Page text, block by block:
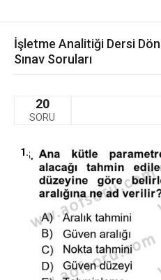
İşletme Analitiği Dersi
Sınav Soruları
20
SORU
1.